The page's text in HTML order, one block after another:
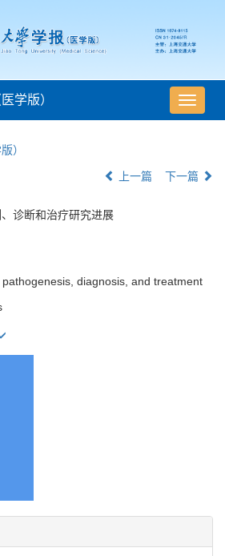
导
航
学版）
）
上一篇 下一篇
诊断和治疗研究进展
diagnosis, and treatment